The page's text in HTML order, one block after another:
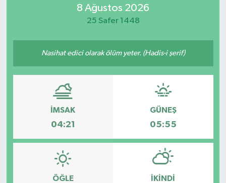
8 Ağustos 2026
25 Safer 1448
Nasihat edici olarak ölüm yeter. (Hadis-i şerif)
İMSAK
04:21
GÜNEŞ
05:55
ÖĞLE İKINDI